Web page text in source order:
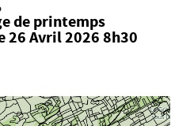
de printemps
26 Avril 2026 8h30